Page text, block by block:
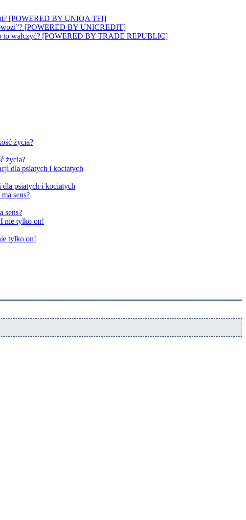
[POWERED BY UNIQA TFI]
[POWERED BY UNICREDIT]
o to walczyć? [POWERED BY TRADE REPUBLIC]
życia?
dla psiatych i kociatych
sens?
tylko on!